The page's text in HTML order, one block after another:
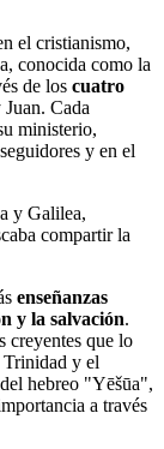
el cristianismo,
conocida como la
de los cuatro
Cada
ministerio,
y en el
y Galilea,
compartir la
enseñanzas
y la salvación.
creyentes que lo
Trinidad y el
hebreo "Yēšūa",
a través